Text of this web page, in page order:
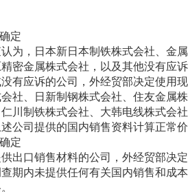
定
，日本新日本制铁株式会社、金
密金属株式会社，以及其他没有应
有应诉的公司，外经贸部决定使用
、日新制钢株式会社、住友金属
川制铁株式会社、大韩电线株式会
公司提供的国内销售资料计算正常
定
口销售材料的公司，外经贸部决
期内未提供任何有关国内销售和成